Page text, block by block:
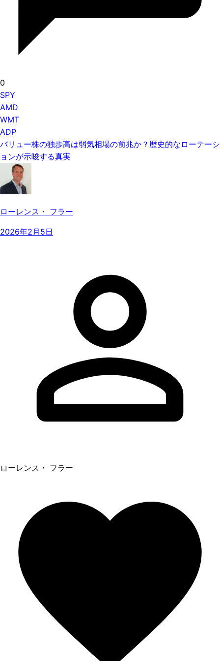
0
SPY
AMD
WMT
ADP
バリュー株の独歩高は弱気相場の前兆か？歴史的なローテーシ
ョンが示唆する真実
ローレンス・ フラー
2026年2月5日
ローレンス・ フラー